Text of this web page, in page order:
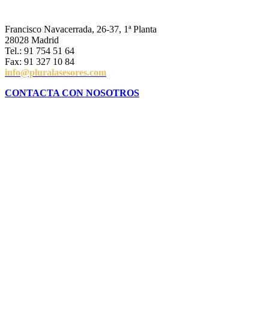
Francisco Navacerrada, 26-37, 1ª Planta
28028 Madrid
Tel.: 91 754 51 64
Fax: 91 327 10 84
info@pluralasesores.com
CONTACTA CON NOSOTROS